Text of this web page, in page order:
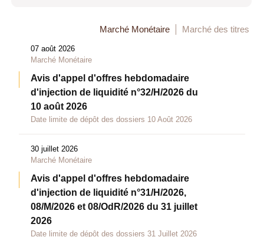
Marché Monétaire Marché des titres
07 août 2026
Marché Monétaire
Avis d'appel d'offres hebdomadaire
d'injection de liquidité n°32/H/2026 du
10 août 2026
Date limite de dépôt des dossiers 10 Août 2026
30 juillet 2026
Marché Monétaire
Avis d'appel d'offres hebdomadaire
d'injection de liquidité n°31/H/2026,
08/M/2026 et 08/OdR/2026 du 31 juillet
2026
Date limite de dépôt des dossiers 31 Juillet 2026